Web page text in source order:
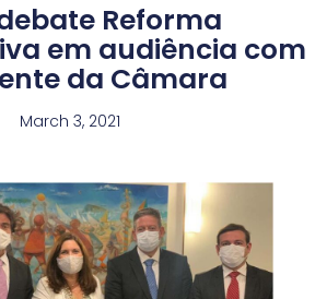
Reforma
em audiência com
da Câmara
March 3, 2021